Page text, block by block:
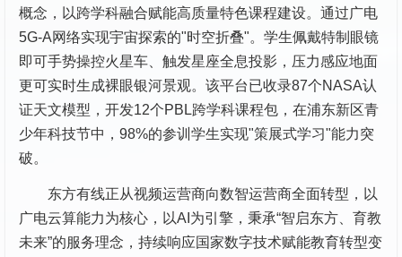
概念，以跨学科融合赋能高质量特色课程建设。通过广电
5G-A网络实现宇宙探索的"时空折叠"。学生佩戴特制眼镜
即可手势操控火星车、触发星座全息投影，压力感应地面
更可实时生成裸眼银河景观。该平台已收录87个NASA认
证天文模型，开发12个PBL跨学科课程包，在浦东新区青
少年科技节中，98%的参训学生实现"策展式学习"能力突
破。
东方有线正从视频运营商向数智运营商全面转型，以
广电云算能力为核心，以AI为引擎，秉承“智启东方、育教
未来”的服务理念，持续响应国家数字技术赋能教育转型变